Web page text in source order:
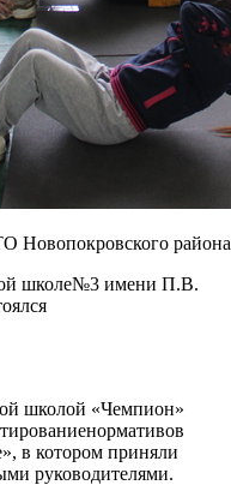
Новопокровского района
школе№3 имени П.В.
школой «Чемпион»
в котором приняли
руководителями.